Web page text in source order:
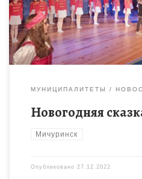
театрализованное новогоднее
МУНИЦИПАЛИТЕТЫ
Новогодняя
Мичуринск
Опубликовано 27.12.2022